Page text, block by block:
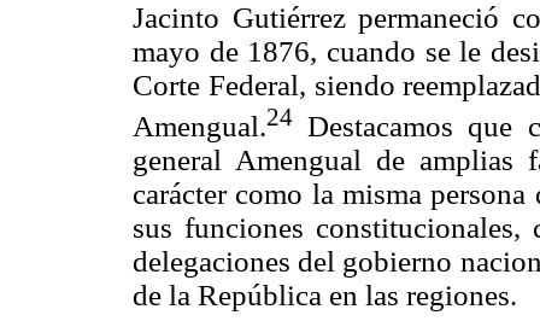
Jacinto Gutiérrez permaneció
mayo de 1876, cuando se le
Corte Federal, siendo
Amengual.24 Destacamos que
general Amengual de amplias
carácter como la misma
sus funciones
delegaciones del gobierno
de la República en las regiones.